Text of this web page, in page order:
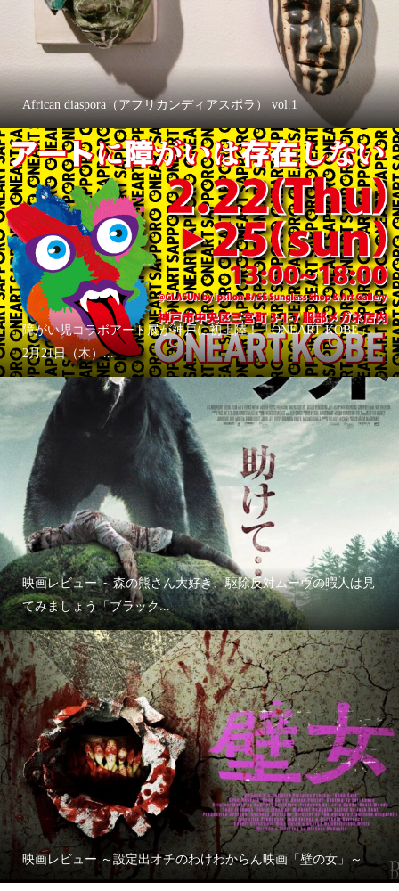
African diaspora（アフリカンディアスポラ） vol.1
障がい児コラボアート展が神戸に初上陸！「ONEART KOBE」
2月21日（木）...
映画レビュー ～森の熊さん大好き、駆除反対ムーヴの暇人は見
てみましょう「ブラック...
映画レビュー ～設定出オチのわけわからん映画「壁の女」～